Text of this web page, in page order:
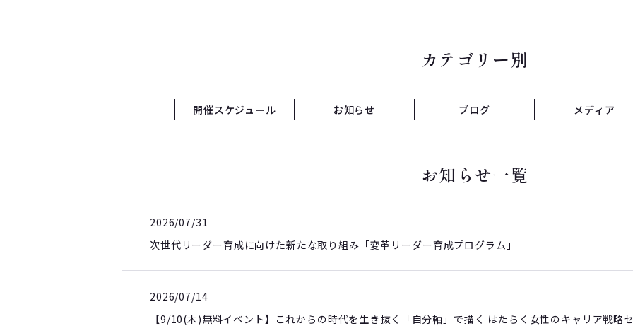
カテゴリー別
開催スケジュール お知らせ ブログ メディア
お知らせ一覧
2026/07/31
次世代リーダー育成に向けた新たな取り組み「変革リーダー育成プログラム」
2026/07/14
【9/10(木)無料イベント】これからの時代を生き抜く「自分軸」で描く はたらく女性のキャリア戦略